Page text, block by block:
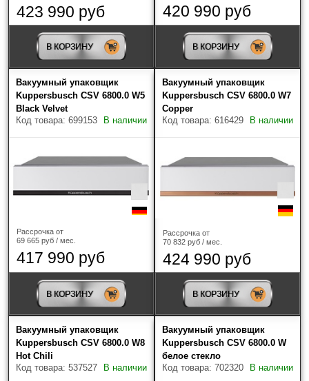
423 990 руб
В КОРЗИНУ
420 990 руб
В КОРЗИНУ
Вакуумный упаковщик
Kuppersbusch CSV 6800.0 W5
Black Velvet
Код товара: 699153
В наличии
Рассрочка от
69 665 руб / мес.
417 990 руб
В КОРЗИНУ
Вакуумный упаковщик
Kuppersbusch CSV 6800.0 W7
Copper
Код товара: 616429
В наличии
Рассрочка от
70 832 руб / мес.
424 990 руб
В КОРЗИНУ
Вакуумный упаковщик
Kuppersbusch CSV 6800.0 W8
Hot Chili
Код товара: 537527
В наличии
Вакуумный упаковщик
Kuppersbusch CSV 6800.0 W
белое стекло
Код товара: 702320
В наличии